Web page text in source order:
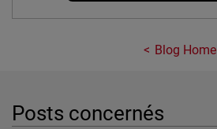
Blog Home
Posts concernés